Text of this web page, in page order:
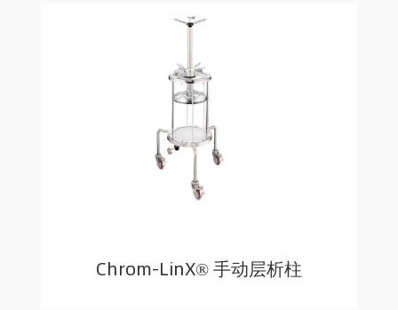
Chrom-LinX® 手动层析柱